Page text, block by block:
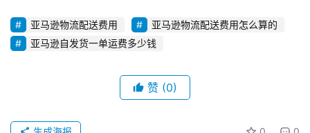
引
亚马逊物流配送费用
亚马逊物流配送费用怎么算的
亚马逊自发货一单运费多少钱
赞 (0)